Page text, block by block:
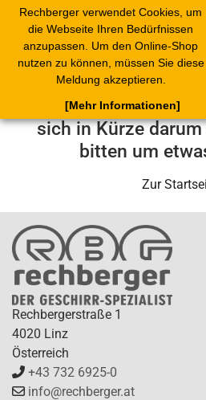
Rechberger verwendet Cookies, um
die Webseite Ihren Bedürfnissen
anzupassen. Um den Online-Shop
nutzen zu können, müssen Sie diese
Meldung akzeptieren.
[Mehr Informationen]
Leider ist ein
aufgetreten. Unser
sich in Kürze
bitten um
Zur
Rechbergerstraße 1
4020 Linz
Österreich
+43 732 6925-0
info@rechberger.at